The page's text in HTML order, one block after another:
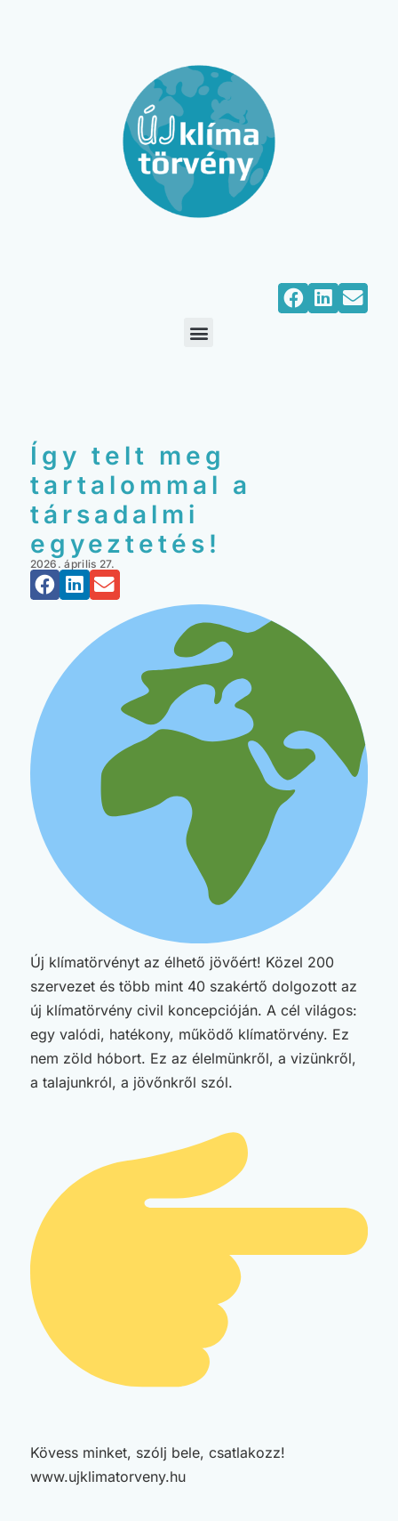
Így telt meg
tartalommal a
társadalmi
egyeztetés!
2026. április 27.
Új klímatörvényt az élhető jövőért! Közel 200
szervezet és több mint 40 szakértő dolgozott az
új klímatörvény civil koncepcióján. A cél világos:
egy valódi, hatékony, működő klímatörvény. Ez
nem zöld hóbort. Ez az élelmünkről, a vizünkről,
a talajunkról, a jövőnkről szól.
Kövess minket, szólj bele, csatlakozz!
www.ujklimatorveny.hu